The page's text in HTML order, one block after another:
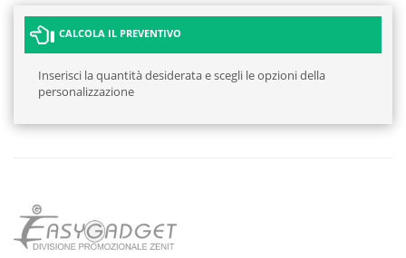
CALCOLA IL PREVENTIVO
Inserisci la quantità desiderata e scegli le opzioni della
personalizzazione